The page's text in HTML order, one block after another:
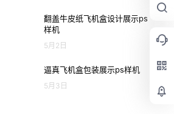
翻盖牛皮纸飞机盒设计展示ps
样机
5月2日
逼真飞机盒包装展示ps样机
5月3日